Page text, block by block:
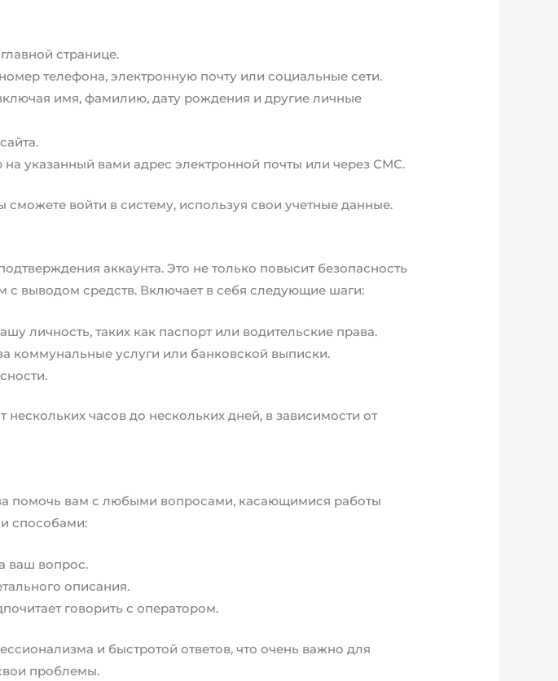
странице.
телефона, электронную почту или социальные сети.
имя, фамилию, дату рождения и другие личные
указанный вами адрес электронной почты или через СМС.
войти в систему, используя свои учетные данные.
аккаунта. Это не только повысит безопасность
с выводом средств. Включает в себя следующие шаги:
личность, таких как паспорт или водительские права.
коммунальные услуги или банковской выписки.
часов до нескольких дней, в зависимости от
помочь вам с любыми вопросами, касающимися работы
способами:
ваш вопрос.
описания.
говорить с оператором.
и быстротой ответов, что очень важно для
проблемы.